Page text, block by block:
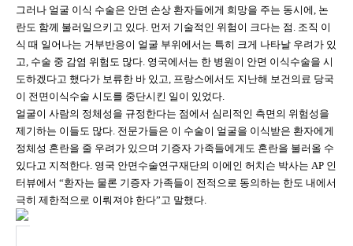
그러나 얼굴 이식 수술은 안면 손상 환자들에게 희망을 주는 동시에, 논
란도 함께 불러일으키고 있다. 먼저 기술적인 위험이 크다는 점. 조직 이
식 때 일어나는 거부반응이 얼굴 부위에서는 특히 크게 나타날 우려가 있
고, 수술 중 감염 위험도 많다. 영국에서는 한 병원이 안면 이식수술을 시
도하겠다고 했다가 보류한 바 있고, 프랑스에서도 지난해 보건의료 당국
이 전면이식수술 시도를 중단시킨 일이 있었다.
얼굴이 사람의 정체성을 규정한다는 점에서 심리적인 측면의 위험성을
제기하는 이들도 많다. 전문가들은 이 수술이 얼굴을 이식받은 환자에게
정체성 혼란을 줄 우려가 있으며 기증자 가족들에게도 혼란을 불러올 수
있다고 지적한다. 영국 안면수술연구재단의 이에인 허치슨 박사는 AP 인
터뷰에서 “환자는 물론 기증자 가족들이 전적으로 동의하는 한도 내에서
극히 제한적으로 이뤄져야 한다”고 말했다.